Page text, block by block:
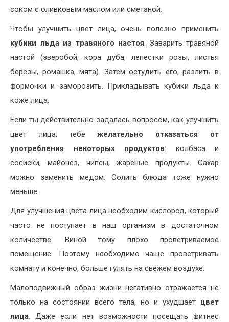
соком с оливковым маслом или сметаной.
Чтобы улучшить цвет лица, очень полезно применить
кубики льда из травяного настоя. Заварить травяной
настой (зверобой, кора дуба, лепестки розы, листья
березы, ромашка, мята). Затем остудить его, разлить в
формочки и заморозить. Прикладывать кубики льда к
коже лица.
Если ты действительно задалась вопросом, как улучшить
цвет лица, тебежелательно отказаться от
употребления некоторых продуктов: колбаса и
сосиски, майонез, чипсы, жареные продукты. Сахар
можно заменить медом. Солить блюда тоже нужно
меньше.
Для улучшения цвета лица необходим кислород, который
часто не поступает в наш организм в достаточном
количестве. Виной тому плохо проветриваемое
помещение. Поэтому необходимо чаще проветривать
комнату и конечно, больше гулять на свежем воздухе.
Малоподвижный образ жизни негативно отражается не
только на состоянии всего тела, но и ухудшает цвет
лица. Даже если нет возможности посещать фитнес